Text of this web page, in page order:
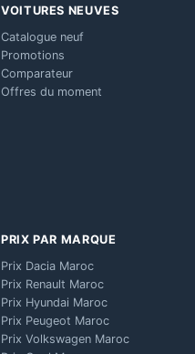
VOITURES NEUVES
Catalogue neuf
Promotions
Comparateur
Offres du moment
PRIX PAR MARQUE
Prix Dacia Maroc
Prix Renault Maroc
Prix Hyundai Maroc
Prix Peugeot Maroc
Prix Volkswagen Maroc